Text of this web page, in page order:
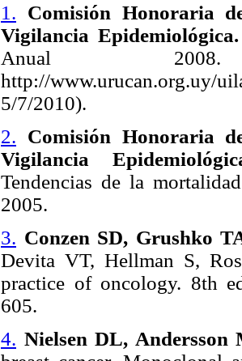
1. Comisión Honoraria
Vigilancia
Anual
http://
5/7/2010).
2. Comisión Honoraria
Vigilancia
Tendencias de la
2005.
3. Conzen SD, Grushko
Devita VT, Hellman S,
practice of oncology. 8th
605.
4. Nielsen DL,